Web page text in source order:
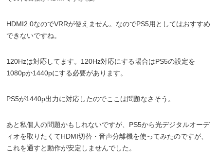
HDMI2.0なのでVRRが使えません。なのでPS5用としてはおすすめ
できないですね。
120Hzは対応してます。120Hz対応にする場合はPS5の設定を
1080pか1440pにする必要があります。
PS5が1440p出力に対応したのでここは問題なさそう。
あと私個人の問題かもしれないですが、PS5から光デジタルオーデ
ィオを取りたくてHDMI切替・音声分離機を使ってみたのですが、
これを通すと動作が安定しませんでした。